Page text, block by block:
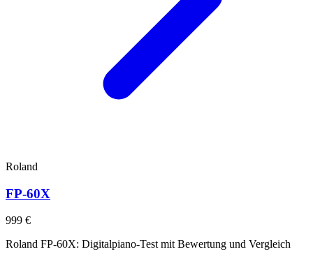
Roland
FP-60X
999 €
Roland FP-60X: Digitalpiano-Test mit Bewertung und Vergleich